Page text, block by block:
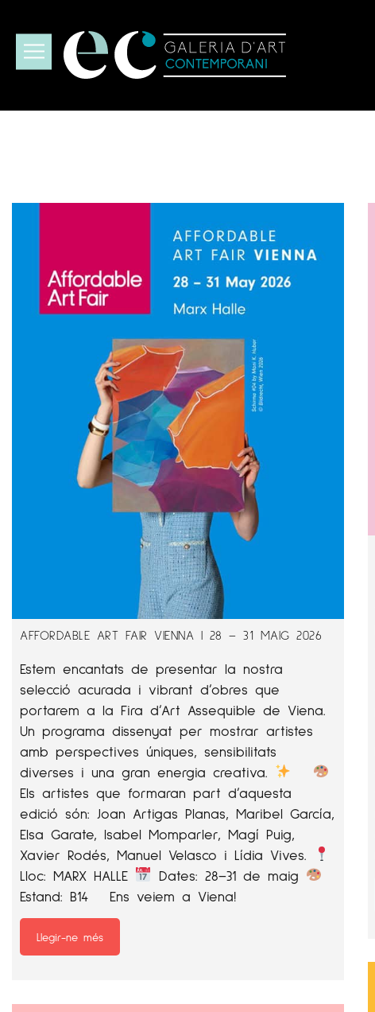
AFFORDABLE ART FAIR VIENNA | 28 – 31 MAIG 2026
Estem encantats de presentar la nostra
selecció acurada i vibrant d’obres que
portarem a la Fira d’Art Assequible de Viena.
Un programa dissenyat per mostrar artistes
amb perspectives úniques, sensibilitats
diverses i una gran energia creativa.
Els artistes que formaran part d’aquesta
edició són: Joan Artigas Planas, Maribel García,
Elsa Garate, Isabel Momparler, Magí Puig,
Xavier Rodés, Manuel Velasco i Lídia Vives.
Lloc: MARX HALLE
Dates: 28–31 de maig
Estand: B14 Ens veiem a Viena!
Llegir-ne més